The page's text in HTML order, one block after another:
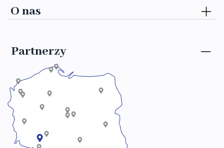
O nas
Partnerzy